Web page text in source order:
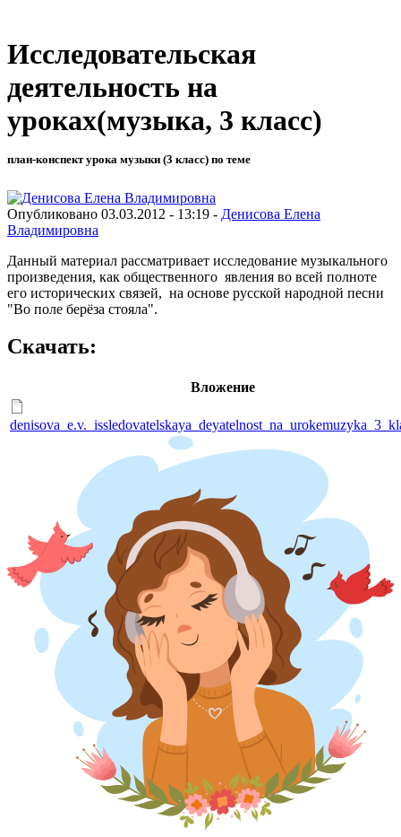
Исследовательская
деятельность на
уроках(музыка, 3 класс)
план-конспект урока музыки (3 класс) по теме
Опубликовано 03.03.2012 - 13:19 - Денисова Елена
Владимировна
Данный материал рассматривает исследование музыкального
произведения, как общественного явления во всей полноте
его исторических связей, на основе русской народной песни
"Во поле берёза стояла".
Скачать:
Вложение